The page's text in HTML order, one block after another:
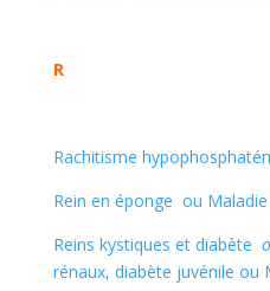
R
Rachitisme
Rein en éponge ou Maladie
Reins kystiques et diabète
rénaux, diabète juvénile ou